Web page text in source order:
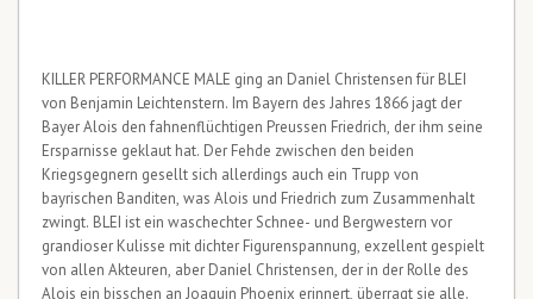
KILLER PERFORMANCE MALE ging an Daniel Christensen für BLEI
von Benjamin Leichtenstern. Im Bayern des Jahres 1866 jagt der
Bayer Alois den fahnenflüchtigen Preussen Friedrich, der ihm seine
Ersparnisse geklaut hat. Der Fehde zwischen den beiden
Kriegsgegnern gesellt sich allerdings auch ein Trupp von
bayrischen Banditen, was Alois und Friedrich zum Zusammenhalt
zwingt. BLEI ist ein waschechter Schnee- und Bergwestern vor
grandioser Kulisse mit dichter Figurenspannung, exzellent gespielt
von allen Akteuren, aber Daniel Christensen, der in der Rolle des
Alois ein bisschen an Joaquin Phoenix erinnert, überragt sie alle.